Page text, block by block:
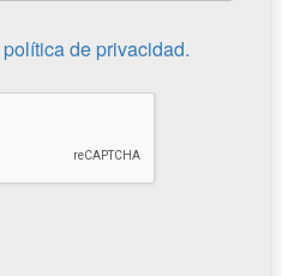
política de privacidad.